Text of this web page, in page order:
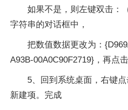
如果不是，则左键双击：
字符串的对话框中，
把数值数据更改为：
A93B-00A0C90F2719}，再点击
5、回到系统桌面，右键
新建项。完成